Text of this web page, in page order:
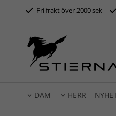
Fri frakt över 2000 sek
DAM HERR